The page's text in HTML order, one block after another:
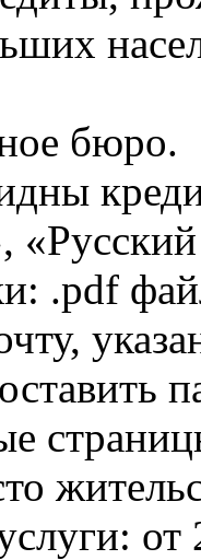
бюро.
.pdf
от